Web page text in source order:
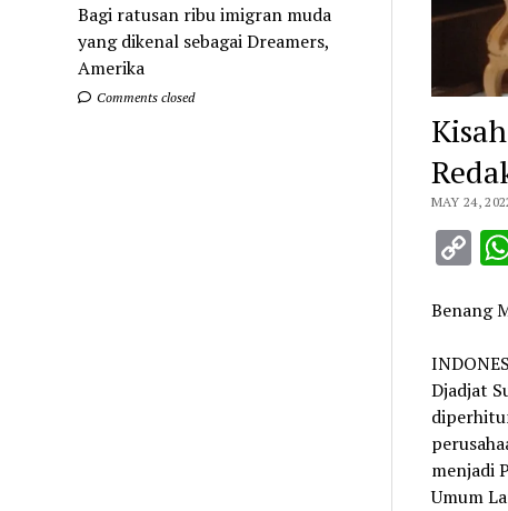
Bagi ratusan ribu imigran muda
yang dikenal sebagai Dreamers,
Amerika
Comments closed
MAY 24,
Benang
Djadjat
menjadi
Umum